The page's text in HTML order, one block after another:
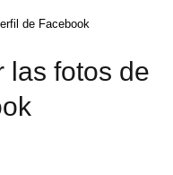
de Facebook
las fotos de